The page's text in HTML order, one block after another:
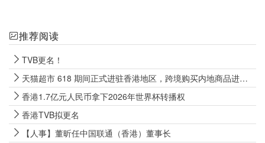
推荐阅读
TVB更名！
天猫超市 618 期间正式进驻香港地区，跨境购买内地商品进入“明日达”时代
香港1.7亿元人民币拿下2026年世界杯转播权
香港TVB拟更名
【人事】董昕任中国联通（香港）董事长